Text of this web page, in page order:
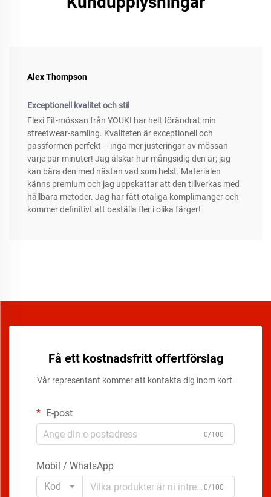
Alex Thompson
Exceptionell kvalitet och stil
Flexi Fit-mössan från YOUKI har helt förändrat min
streetwear-samling. Kvaliteten är exceptionell och
passformen perfekt – inga mer justeringar av mössan
varje par minuter! Jag älskar hur mångsidig den är; jag
kan bära den med nästan vad som helst. Materialen
känns premium och jag uppskattar att den tillverkas med
hållbara metoder. Jag har fått otaliga komplimanger och
kommer definitivt att beställa fler i olika färger!
Få ett kostnadsfritt offertförslag
Vår representant kommer att kontakta dig inom kort.
E-post
0/100
Mobil / WhatsApp
Kod
0/100